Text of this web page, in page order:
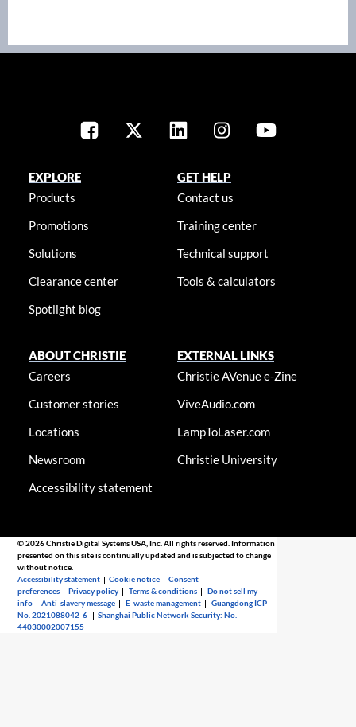
EXPLORE
Products
Promotions
Solutions
Clearance center
Spotlight blog
GET HELP
Contact us
Training center
Technical support
Tools & calculators
ABOUT CHRISTIE
Careers
Customer stories
Locations
Newsroom
Accessibility statement
EXTERNAL LINKS
Christie AVenue e-Zine
ViveAudio.com
LampToLaser.com
Christie University
© 2026 Christie Digital Systems USA, Inc. All rights reserved. Information
presented on this site is continually updated and is subjected to change
without notice.
Accessibility statement |Cookie notice |Consent
preferences |Privacy policy |Terms & conditions |Do not sell my
info |Anti-slavery message |E-waste management |Guangdong ICP
No. 2021088042-6 |Shanghai Public Network Security: No.
44030002007155